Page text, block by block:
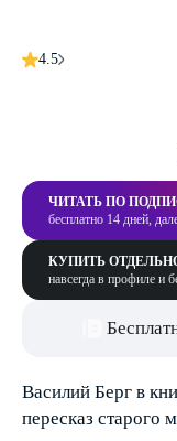
4.5
ЧИТАТЬ ПО
бесплатно 14 дней,
КУПИТЬ
навсегда в профиле и
Василий Берг в
пересказ старого